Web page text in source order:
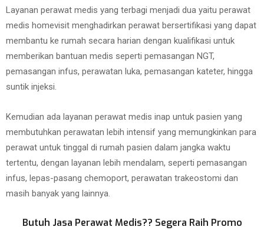
Layanan perawat medis yang terbagi menjadi dua yaitu perawat
medis homevisit menghadirkan perawat bersertifikasi yang dapat
membantu ke rumah secara harian dengan kualifikasi untuk
memberikan bantuan medis seperti pemasangan NGT,
pemasangan infus, perawatan luka, pemasangan kateter, hingga
suntik injeksi.
Kemudian ada layanan perawat medis inap untuk pasien yang
membutuhkan perawatan lebih intensif yang memungkinkan para
perawat untuk tinggal di rumah pasien dalam jangka waktu
tertentu, dengan layanan lebih mendalam, seperti pemasangan
infus, lepas-pasang chemoport, perawatan trakeostomi dan
masih banyak yang lainnya.
Butuh Jasa Perawat Medis?? Segera Raih Promo